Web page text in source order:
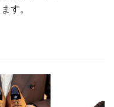
す。